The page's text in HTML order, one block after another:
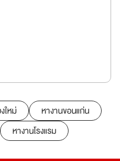
ใหม่
หางานขอนแก่น
หางานโรงแรม